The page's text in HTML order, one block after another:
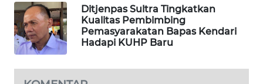
Ditjenpas Sultra Tingkatkan
Kualitas Pembimbing
Pemasyarakatan Bapas Kendari
Hadapi KUHP Baru
SIBARAGAS
NEWS
METRO